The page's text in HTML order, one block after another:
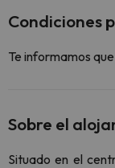
Condiciones
Te informamos
Sobre el
Situado en el